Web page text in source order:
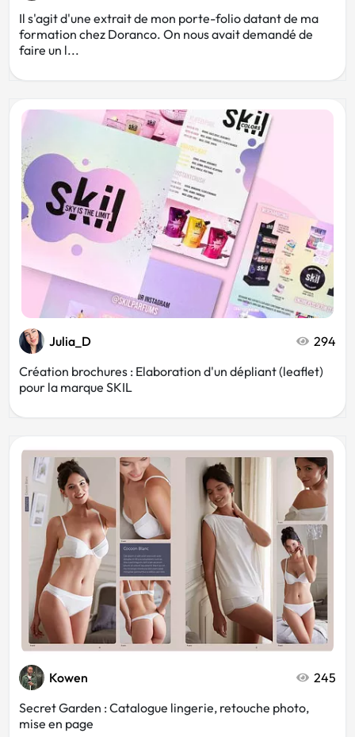
Il s'agit d'une extrait de mon porte-folio datant de ma
formation chez Doranco. On nous avait demandé de
faire un l...
Julia_D
294
Création brochures : Elaboration d'un dépliant (leaflet)
pour la marque SKIL
Kowen
245
Secret Garden : Catalogue lingerie, retouche photo,
mise en page